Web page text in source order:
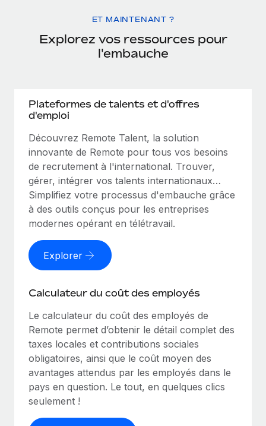
ET MAINTENANT ?
Explorez vos ressources pour
l'embauche
Plateformes de talents et d'offres
d'emploi
Découvrez Remote Talent, la solution
innovante de Remote pour tous vos besoins
de recrutement à l'international. Trouver,
gérer, intégrer vos talents internationaux…
Simplifiez votre processus d'embauche grâce
à des outils conçus pour les entreprises
modernes opérant en télétravail.
Explorer
Calculateur du coût des employés
Le calculateur du coût des employés de
Remote permet d’obtenir le détail complet des
taxes locales et contributions sociales
obligatoires, ainsi que le coût moyen des
avantages attendus par les employés dans le
pays en question. Le tout, en quelques clics
seulement !